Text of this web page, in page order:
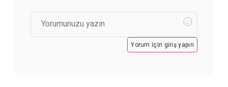
Yorum için giriş yapın